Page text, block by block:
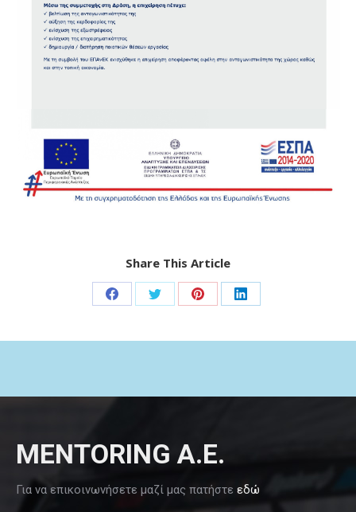
Share This Article
Share Share Share Share
MENTORING Α.Ε.
Για να επικοινωνήσετε μαζί μας πατήστε εδώ